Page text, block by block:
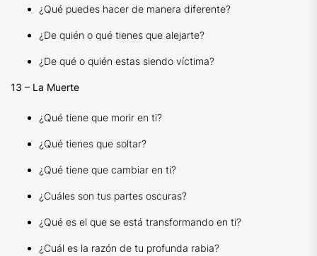
¿Qué puedes hacer de manera diferente?
¿De quién o qué tienes que alejarte?
¿De qué o quién estas siendo víctima?
13 – La Muerte
¿Qué tiene que morir en ti?
¿Qué tienes que soltar?
¿Qué tiene que cambiar en ti?
¿Cuáles son tus partes oscuras?
¿Qué es el que se está transformando en ti?
¿Cuál es la razón de tu profunda rabia?